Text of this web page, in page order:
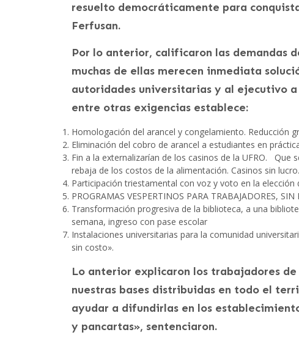
resuelto democráticamente para
Ferfusan.
Por lo anterior, calificaron las demandas
muchas de ellas merecen inmediata
autoridades universitarias y al ejecutivo
entre otras exigencias establece:
Homologación del arancel y congelamiento. Reducción
Eliminación del cobro de arancel a estudiantes en
Fin a la externalizarían de los casinos de la UFRO. Que
rebaja de los costos de la alimentación. Casinos sin lucro.
Participación triestamental con voz y voto en la elección
PROGRAMAS VESPERTINOS PARA TRABAJADORES, SIN
Transformación progresiva de la biblioteca, a una
semana, ingreso con pase escolar
Instalaciones universitarias para la comunidad
sin costo».
Lo anterior explicaron los trabajadores
nuestras bases distribuidas en todo el
ayudar a difundirlas en los
y pancartas», sentenciaron.